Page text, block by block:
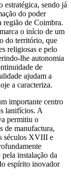
estratégica, sendo já
do poder
região de Coimbra.
o início de um
do território, que
religiosas e pelo
lhe autonomia
de
ajudam a
a caracteriza.
importante centro
lanifícios. A
permitiu o
de manufactura,
séculos XVIII e
instalação da
espírito inovador